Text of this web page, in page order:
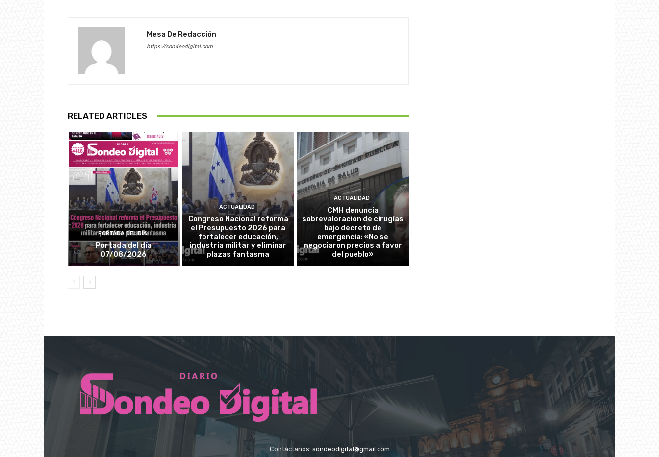
Mesa De Redacción
https://sondeodigital.com
RELATED ARTICLES
PORTADA DEL DÍA
Portada del día
07/08/2026
ACTUALIDAD
Congreso Nacional reforma
el Presupuesto 2026 para
fortalecer educación,
industria militar y eliminar
plazas fantasma
ACTUALIDAD
CMH denuncia
sobrevaloración de cirugías
bajo decreto de
emergencia: «No se
negociaron precios a favor
del pueblo»
Contáctanos: sondeodigital@gmail.com